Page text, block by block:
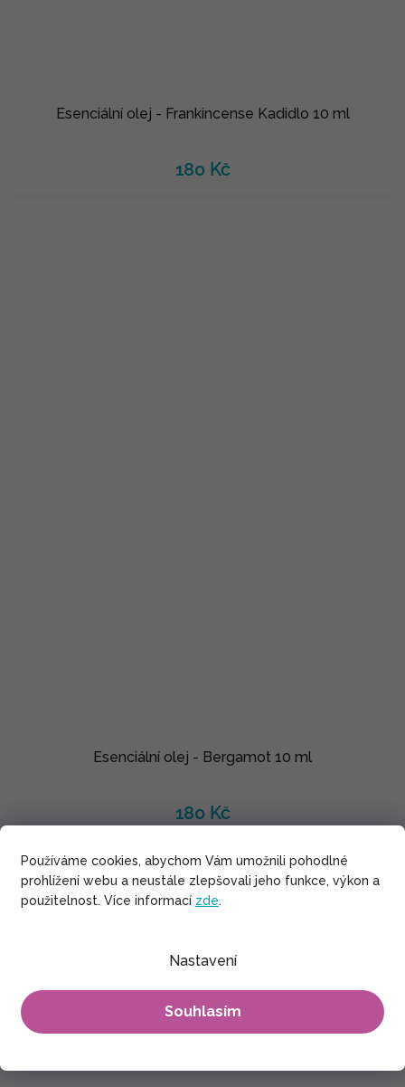
Používáme cookies, abychom Vám umožnili pohodlné
prohlížení webu a neustále zlepšovali jeho funkce, výkon a
použitelnost. Více informací zde.
Nastavení
Souhlasím
Esenciální olej - Frankincense Kadidlo 10 ml
180 Kč
Esenciální olej - Bergamot 10 ml
180 Kč